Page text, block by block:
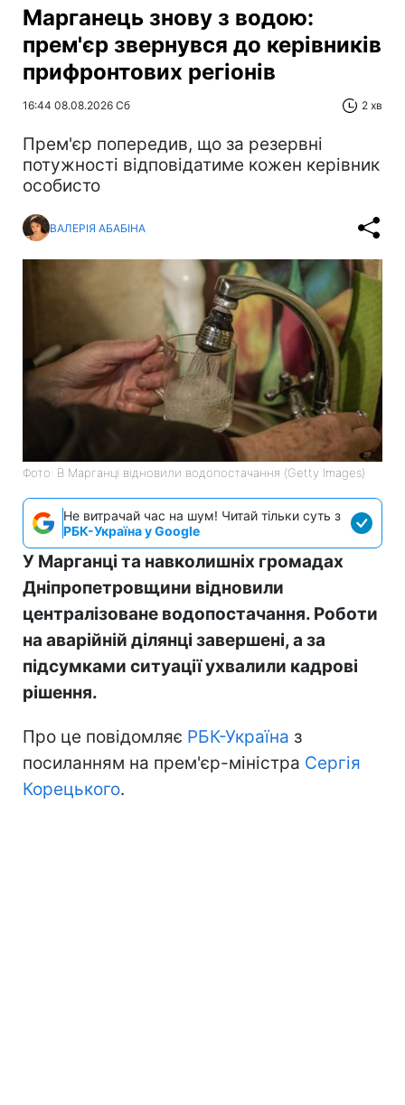
Марганець знову з водою:
прем'єр звернувся до керівників
прифронтових регіонів
16:44 08.08.2026 Сб 2 хв
Прем'єр попередив, що за резервні
потужності відповідатиме кожен керівник
особисто
ВАЛЕРІЯ АБАБІНА
Фото: В Марганці відновили водопостачання (Getty Images)
Не витрачай час на шум! Читай тільки суть з
РБК-Україна у Google
У Марганці та навколишніх громадах
Дніпропетровщини відновили
централізоване водопостачання. Роботи
на аварійній ділянці завершені, а за
підсумками ситуації ухвалили кадрові
рішення.
Про це повідомляє РБК-Україна з
посиланням на прем'єр-міністра Сергія
Корецького.